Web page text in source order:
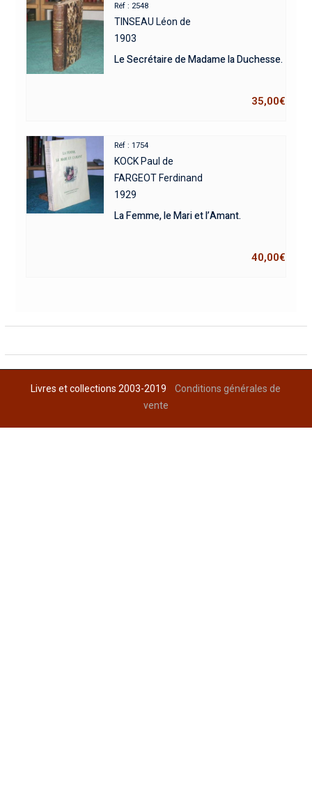
Réf : 2548
TINSEAU Léon de
1903
Le Secrétaire de Madame la Duchesse.
35,00€
Réf : 1754
KOCK Paul de
FARGEOT Ferdinand
1929
La Femme, le Mari et l’Amant.
40,00€
Livres et collections 2003-2019Conditions générales de
vente